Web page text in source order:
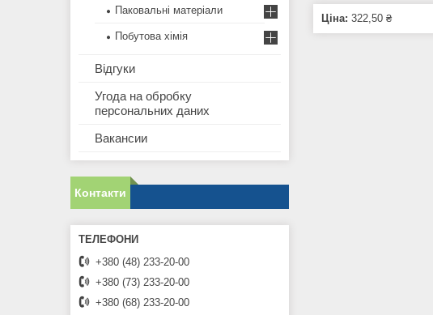
Ціна: 322,50 ₴
Паковальні матеріали
Побутова хімія
Відгуки
Угода на обробку
персональних даних
Вакансии
Контакти
+380 (48) 233-20-00
+380 (73) 233-20-00
+380 (68) 233-20-00